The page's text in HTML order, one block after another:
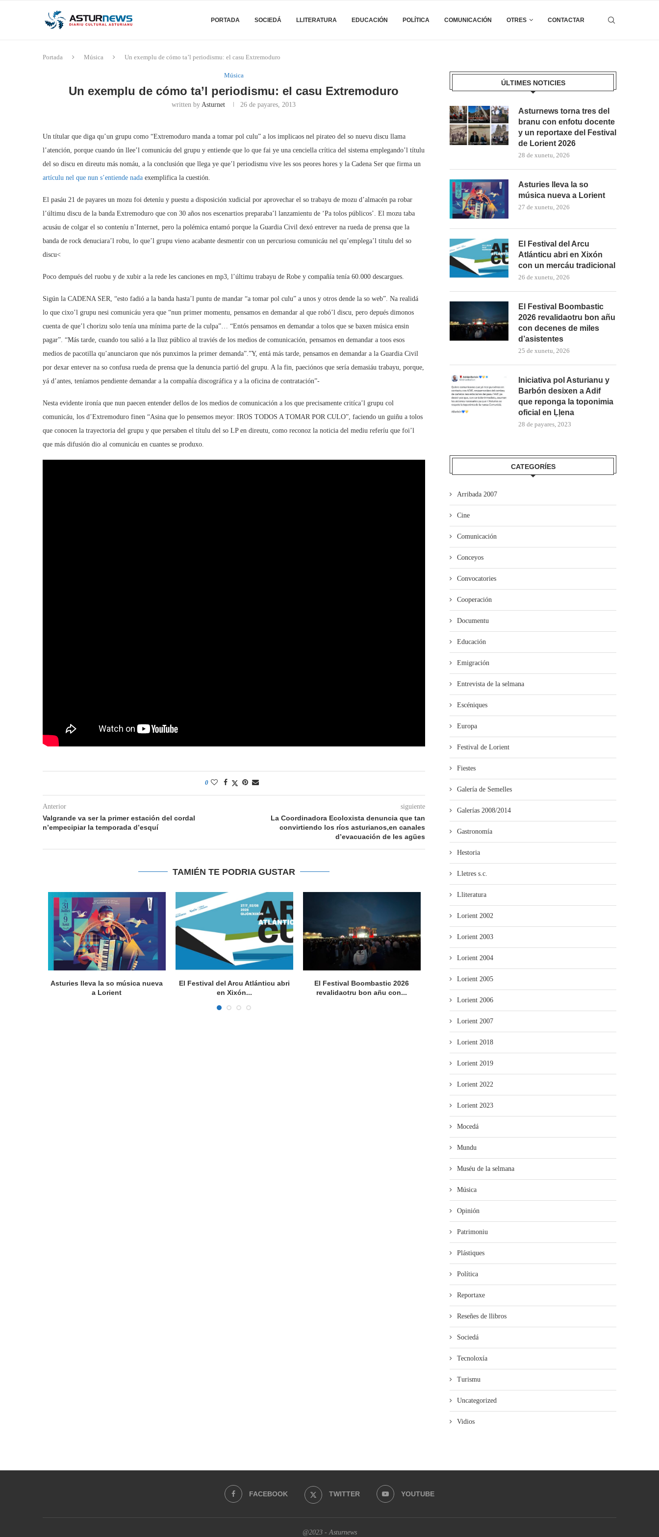
PORTADA SOCIEDÁ LLITERATURA EDUCACIÓN POLÍTICA COMUNICACIÓN OTRES CONTACTAR
Portada Música Un exemplu de cómo ta’l periodismu: el casu Extremoduro
Música
Un exemplu de cómo ta’l periodismu: el casu Extremoduro
written byAsturnet 26 de payares, 2013
Un títular que diga qu’un grupu como “Extremoduro manda a tomar pol culu” a los implicaos nel pirateo del so nuevu discu llama
l’atención, porque cuando ún llee’l comunicáu del grupu y entiende que lo que fai ye una cenciella crítica del sistema emplegando’l títulu
del so discu en direutu más nomáu, a la conclusión que llega ye que’l periodismu vive les sos peores hores y la Cadena Ser que firma un
artículu nel que nun s’entiende nada exemplifica la cuestión.
El pasáu 21 de payares un mozu foi deteníu y puestu a disposición xudicial por aprovechar el so trabayu de mozu d’almacén pa robar
l’últimu discu de la banda Extremoduro que con 30 años nos escenartios preparaba’l lanzamientu de ‘Pa tolos públicos’. El mozu taba
acusáu de colgar el so conteníu n’Internet, pero la polémica entamó porque la Guardia Civil dexó entrever na rueda de prensa que la
banda de rock denuciara’l robu, lo que’l grupu vieno acabante desmentir con un percuriosu comunicáu nel qu’emplega’l titulu del so
discu<
Poco dempués del ruobu y de xubir a la rede les canciones en mp3, l’últimu trabayu de Robe y compañía tenía 60.000 descargues.
Sigún la CADENA SER, “esto fadió a la banda hasta’l puntu de mandar “a tomar pol culu” a unos y otros dende la so web”. Na realidá
lo que cixo’l grupu nesi comunicáu yera que “nun primer momentu, pensamos en demandar al que robó’l discu, pero depués dimonos
cuenta de que’l chorizu solo tenía una mínima parte de la culpa”… “Entós pensamos en demandar a tolos que se baxen música ensin
pagar”. “Más tarde, cuando tou salió a la lluz público al traviés de los medios de comunicación, pensamos en demandar a toos esos
medios de pacotilla qu’anunciaron que nós punximos la primer demanda”.”Y, entá más tarde, pensamos en demandar a la Guardia Civil
por dexar entever na so confusa rueda de prensa que la denuncia partió del grupu. A la fin, paeciónos que sería demasiáu trabayu, porque,
yá d’antes, teníamos pendiente demandar a la compañía discográfica y a la oficina de contratación”-
Nesta evidente ironía que nun paecen entender dellos de los medios de comunicación a los que precisamente critíca’l grupu col
comunicáu, los d’Extremoduro finen “Asina que lo pensemos meyor: IROS TODOS A TOMAR POR CULO”, faciendo un guiñu a tolos
que conocen la trayectoria del grupu y que persaben el títulu del so LP en direutu, como reconoz la noticia del mediu referíu que foi’l
que más difusión dio al comunicáu en cuantes se produxo.
0
Anterior
Valgrande va ser la primer estación del cordal
n’empecipiar la temporada d’esquí
siguiente
La Coordinadora Ecoloxista denuncia que tan
convirtiendo los ríos asturianos,en canales
d’evacuación de les agües
TAMIÉN TE PODRIA GUSTAR
Asturies lleva la so música nueva
a Lorient
El Festival del Arcu Atlánticu abri
en Xixón...
El Festival Boombastic 2026
revalidaotru bon añu con...
Semando Son amuesa’l nuevu folk
asturiano
mercáu con...
ÚLTIMES NOTICIES
Asturnews torna tres del
branu con enfotu docente
y un reportaxe del Festival
de Lorient 2026
28 de xunetu, 2026
Asturies lleva la so
música nueva a Lorient
27 de xunetu, 2026
El Festival del Arcu
Atlánticu abri en Xixón
con un mercáu tradicional
26 de xunetu, 2026
El Festival Boombastic
2026 revalidaotru bon añu
con decenes de miles
d’asistentes
25 de xunetu, 2026
Iniciativa pol Asturianu y
Barbón desixen a Adif
que reponga la toponimia
oficial en Ḷḷena
28 de payares, 2023
CATEGORÍES
Arribada 2007
Cine
Comunicación
Conceyos
Convocatories
Cooperación
Documentu
Educación
Emigración
Entrevista de la selmana
Escéniques
Europa
Festival de Lorient
Fiestes
Galería de Semelles
Galerías 2008/2014
Gastronomía
Hestoria
Lletres s.c.
Lliteratura
Lorient 2002
Lorient 2003
Lorient 2004
Lorient 2005
Lorient 2006
Lorient 2007
Lorient 2018
Lorient 2019
Lorient 2022
Lorient 2023
Mocedá
Mundu
Muséu de la selmana
Música
Opinión
Patrimoniu
Plástiques
Política
Reportaxe
Reseñes de llibros
Sociedá
Tecnoloxía
Turismu
Uncategorized
Vidios
FACEBOOK TWITTER YOUTUBE
@2023 - Asturnews